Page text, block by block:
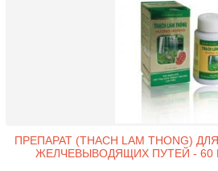
ПРЕПАРАТ (THACH LAM THONG)
ЖЕЛЧЕВЫВОДЯЩИХ ПУТЕЙ - 60